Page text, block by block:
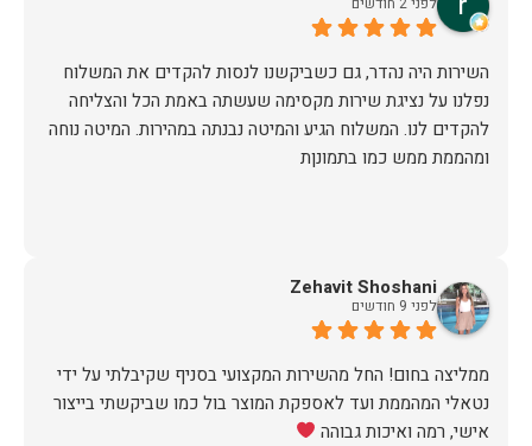
השירות היה נהדר, גם כשביקשנו לנסות להקדים את המשלוח
נפלנו על נציגת שירות מקסימה שעשתה באמת הכל והצליחה
להקדים לנו. המשלוח הגיע והמיטה נבנתה במהירות. המיטה נוחה
ומהממת ממש כמו בתמונןת
Zehavit Shoshani
לפני 9 חודשים
ממליצה בחום! החל מהשירות המקצועי בסניף שקיבלתי על ידי
נטאלי המהממת ועד לאספקת המוצר בול כמו שביקשתי בייצור
אישי, רמה ואיכות גבוהה